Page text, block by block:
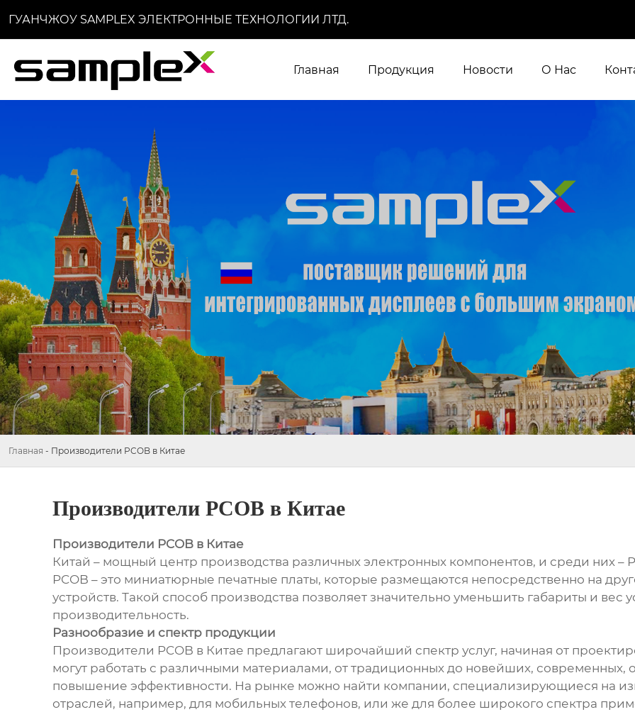
ГУАНЧЖОУ SAMPLEX ЭЛЕКТРОННЫЕ ТЕХНОЛОГИИ ЛТД.
Главная Продукция Новости О Нас
Главная - Производители PCOB в Китае
Производители PCOB в Китае
Производители PCOB в Китае
Китай – мощный центр производства различных электронных компонентов, и среди них –
PCOB – это миниатюрные печатные платы, которые размещаются непосредственно на
устройств. Такой способ производства позволяет значительно уменьшить габариты и вес
производительность.
Разнообразие и спектр продукции
Производители PCOB в Китае предлагают широчайший спектр услуг, начиная от
могут работать с различными материалами, от традиционных до новейших,
повышение эффективности. На рынке можно найти компании, специализирующиеся на
отраслей, например, для мобильных телефонов, или же для более широкого спектра